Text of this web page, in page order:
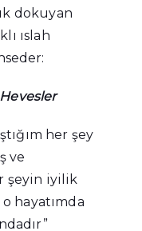
dokuyan
ıslah
her şey
ve
şeyin iyilik
hayatımda